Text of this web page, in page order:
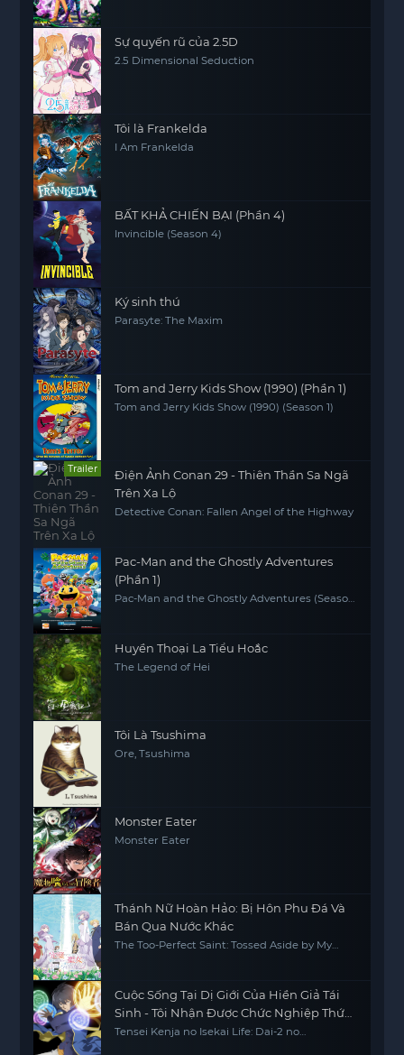
Sự quyến rũ của 2.5D
2.5 Dimensional Seduction
Tôi là Frankelda
I Am Frankelda
BẤT KHẢ CHIẾN BẠI (Phần 4)
Invincible (Season 4)
Ký sinh thú
Parasyte: The Maxim
Tom and Jerry Kids Show (1990) (Phần 1)
Tom and Jerry Kids Show (1990) (Season 1)
Trailer
Điện Ảnh Conan 29 - Thiên Thần Sa Ngã
Trên Xa Lộ
Detective Conan: Fallen Angel of the Highway
Pac-Man and the Ghostly Adventures
(Phần 1)
Pac-Man and the Ghostly Adventures (Season
Huyền Thoại La Tiểu Hoắc
The Legend of Hei
Tôi Là Tsushima
Ore, Tsushima
Monster Eater
Monster Eater
Thánh Nữ Hoàn Hảo: Bị Hôn Phu Đá Và
Bán Qua Nước Khác
The Too-Perfect Saint: Tossed Aside by My
Cuộc Sống Tại Dị Giới Của Hiền Giả Tái
Sinh - Tôi Nhận Được Chức Nghiệp Thứ
Hai, Và Đã Trở Thành Người Mạnh Nhất
Tensei Kenja no Isekai Life: Dai-2 no